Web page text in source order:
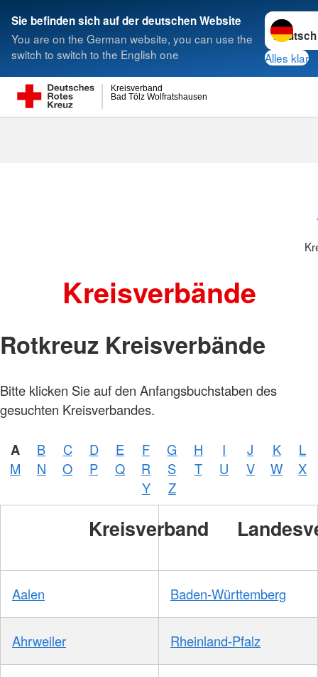
Sie befinden sich auf der deutschen Website
You are on the German website, you can use the
switch to switch to the English one
Sprache
Alles klar
Bad Tölz Wolfratshausen
Kreisverband
Suche
Kreisverbände
Rotkreuz Kreisverbände
Bitte klicken Sie auf den Anfangsbuchstaben des
gesuchten Kreisverbandes.
A B C D E F G H I J K
L
M
N O P Q R S T U V W
X
Y
Z
Kreisverband
Aalen Baden-Württemberg
Ahrweiler Rheinland-Pfalz